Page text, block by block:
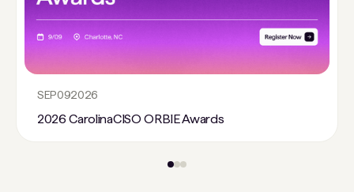
SEP092026
2026 CarolinaCISO ORBIE Awards